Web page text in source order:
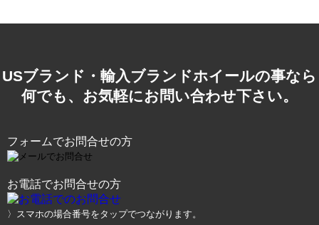
USブランド・輸入ブランドホイールの事なら
何でも、お気軽にお問い合わせ下さい。
フォームでお問合せの方
お電話でお問合せの方
〉スマホの場合番号をタップでつながります。